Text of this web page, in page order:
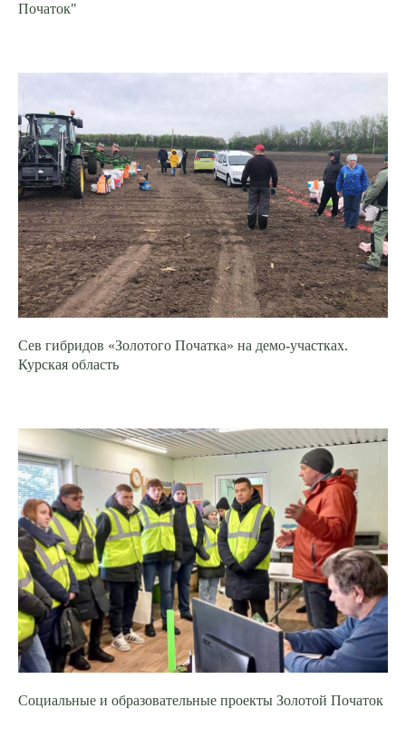
Початок"
Сев гибридов «Золотого Початка» на демо-участках.
Курская область
Социальные и образовательные проекты Золотой Початок